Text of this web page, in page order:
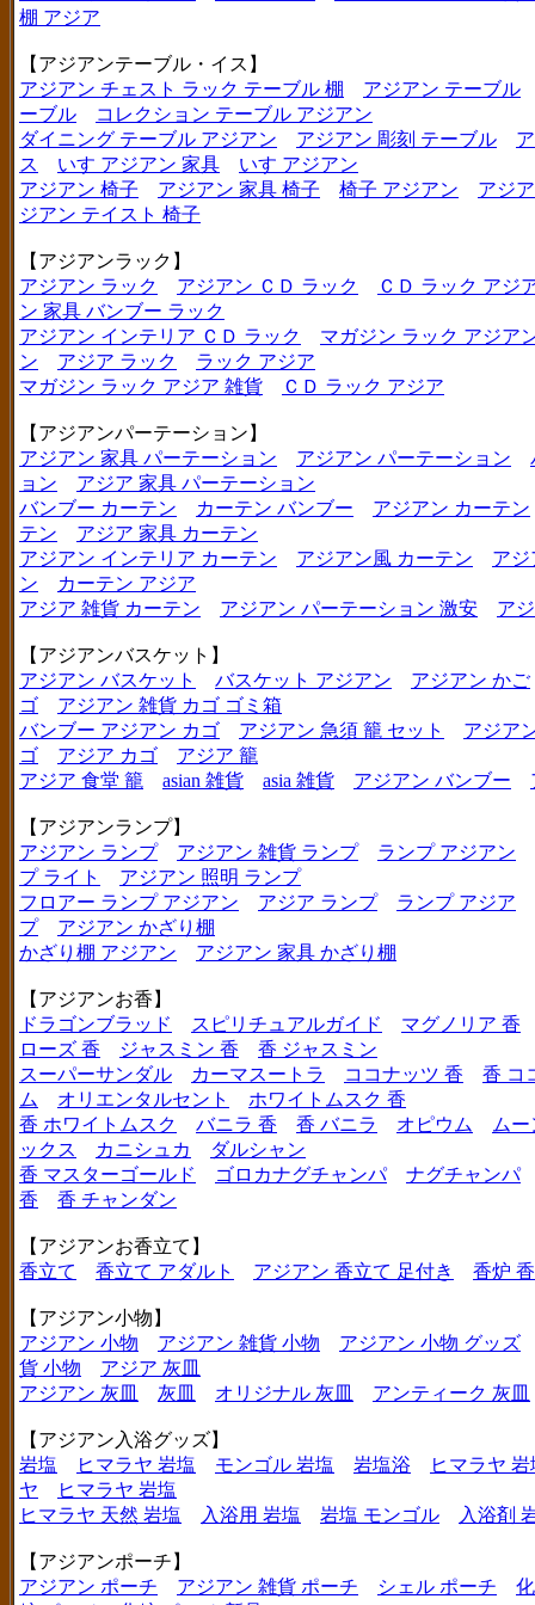
棚 アジア
【アジアンテーブル・イス】
アジアン チェスト ラック テーブル 棚
アジアン テーブル
ーブル
コレクション テーブル アジアン
ダイニング テーブル アジアン
アジアン 彫刻 テーブル
ス
いす アジアン 家具
いす アジアン
アジアン 椅子
アジアン 家具 椅子 椅子 アジアン
アジ
ジアン テイスト 椅子
【アジアンラック】
アジアン ラック
アジアン ＣＤ ラック
ＣＤ ラック アジ
ン 家具 バンブー ラック
アジアン インテリア ＣＤ ラック
マガジン ラック アジア
ン
アジア ラック
ラック アジア
マガジン ラック アジア 雑貨
ＣＤ ラック アジア
【アジアンパーテーション】
アジアン 家具 パーテーション
アジアン パーテーション
ョン
アジア 家具 パーテーション
バンブー カーテン
カーテン バンブー
アジアン カーテン
テン
アジア 家具 カーテン
アジアン インテリア カーテン
アジアン風 カーテン
アジ
ン
カーテン アジア
アジア 雑貨 カーテン
アジアン パーテーション 激安 ア
【アジアンバスケット】
アジアン バスケット
バスケット アジアン
アジアン かご
ゴ
アジアン 雑貨 カゴ ゴミ箱
バンブー アジアン カゴ
アジアン 急須 籠 セット
アジア
ゴ
アジア カゴ
アジア 籠
アジア 食堂 籠
asian 雑貨 asia 雑貨 アジアン バンブー
【アジアンランプ】
アジアン ランプ
アジアン 雑貨 ランプ
ランプ アジアン
プ ライト
アジアン 照明 ランプ
フロアー ランプ アジアン
アジア ランプ
ランプ アジア
プ
アジアン かざり棚
かざり棚 アジアン
アジアン 家具 かざり棚
【アジアンお香】
ドラゴンブラッド
スピリチュアルガイド
マグノリア 香
ローズ 香
ジャスミン 香
香 ジャスミン
スーパーサンダル
カーマスートラ ココナッツ 香
香 コ
ム
オリエンタルセント
ホワイトムスク 香
香 ホワイトムスク
バニラ 香 香 バニラ オピウム
ムー
ックス
カニシュカ
ダルシャン
香 マスターゴールド
ゴロカナグチャンパ
ナグチャンパ
香
香 チャンダン
【アジアンお香立て】
香立て
香立て アダルト アジアン 香立て 足付き 香炉
【アジアン小物】
アジアン 小物
アジアン 雑貨 小物
アジアン 小物 グッズ
貨 小物
アジア 灰皿
アジアン 灰皿
灰皿 オリジナル 灰皿 アンティーク 灰皿
【アジアン入浴グッズ】
岩塩
ヒマラヤ 岩塩 モンゴル 岩塩 岩塩浴
ヒマラヤ
ヤ
ヒマラヤ 岩塩
ヒマラヤ 天然 岩塩
入浴用 岩塩 岩塩 モンゴル 入浴剤
【アジアンポーチ】
アジアン ポーチ
アジアン 雑貨 ポーチ シェル ポーチ